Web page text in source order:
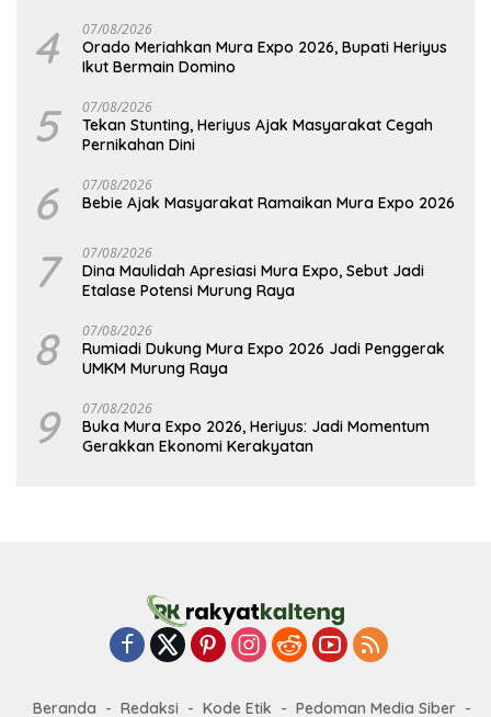
4 07/08/2026
Orado Meriahkan Mura Expo 2026, Bupati Heriyus
Ikut Bermain Domino
5 07/08/2026
Tekan Stunting, Heriyus Ajak Masyarakat Cegah
Pernikahan Dini
6 07/08/2026
Bebie Ajak Masyarakat Ramaikan Mura Expo 2026
7 07/08/2026
Dina Maulidah Apresiasi Mura Expo, Sebut Jadi
Etalase Potensi Murung Raya
8 07/08/2026
Rumiadi Dukung Mura Expo 2026 Jadi Penggerak
UMKM Murung Raya
9 07/08/2026
Buka Mura Expo 2026, Heriyus: Jadi Momentum
Gerakkan Ekonomi Kerakyatan
Beranda Redaksi Kode Etik Pedoman Media Siber